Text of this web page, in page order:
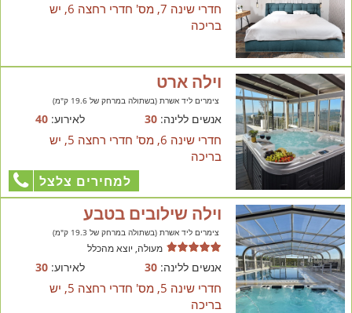
חדרי שינה 7, מס' חדרי רחצה 6, יש
בריכה
וילה ארט
צימרים ליד אשרת (בשתולה במרחק של 19.6 ק"מ)
אנשים ללינה:30 לאירוע:40
חדרי שינה 6, מס' חדרי רחצה 5, יש
בריכה
למחירים צלצל
וילה שילובים בטבע
צימרים ליד אשרת (בשתולה במרחק של 19.3 ק"מ)
מעולה, יוצא מהכלל
אנשים ללינה:30 לאירוע:30
חדרי שינה 5, מס' חדרי רחצה 5, יש
בריכה